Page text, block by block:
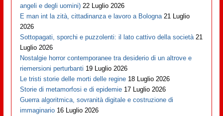
angeli e degli uomini) 22 Luglio 2026
E man int la zità, cittadinanza e lavoro a Bologna 21 Luglio
2026
Sottopagati, sporchi e puzzolenti: il lato cattivo della società 21
Luglio 2026
Nostalgie horror contemporanee tra desiderio di un altrove e
riemersioni perturbanti 19 Luglio 2026
Le tristi storie delle morti delle regine 18 Luglio 2026
Storie di metamorfosi e di epidemie 17 Luglio 2026
Guerra algoritmica, sovranità digitale e costruzione di
immaginario 16 Luglio 2026